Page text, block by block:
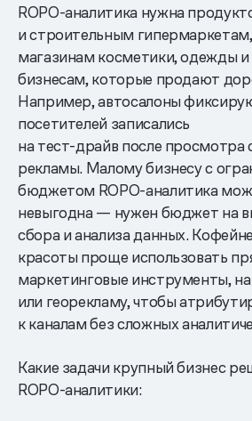
ROPO-аналитика нужна
и строительным
магазинам косметики, одежды и
бизнесам, которые продают
Например, автосалоны
посетителей записались
на тест-драйв после просмотра
рекламы. Малому бизнесу с
бюджетом ROPO-аналитика
невыгодна — нужен бюджет на
сбора и анализа данных.
красоты проще использовать
маркетинговые инструменты,
или георекламу, чтобы
к каналам без сложных
Какие задачи крупный бизнес
ROPO-аналитики: